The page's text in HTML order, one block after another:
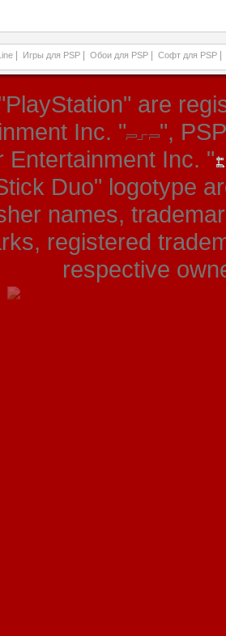
Игры для PSP Обои для PSP Софт для PSP
are
Inc. "
",
Entertainment Inc. "
Duo" logotype
names,
registered
respective